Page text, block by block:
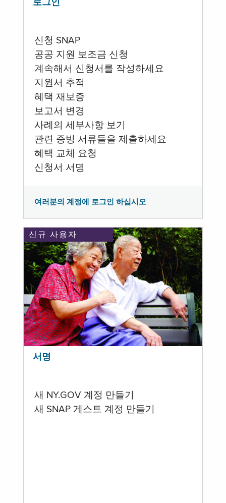
로그인
신청 SNAP
공공 지원 보조금 신청
계속해서 신청서를 작성하세요
지원서 추적
혜택 재보증
보고서 변경
사례의 세부사항 보기
관련 증빙 서류들을 제출하세요
혜택 교체 요청
신청서 서명
여러분의 계정에 로그인 하십시오
신규 사용자
서명
새 NY.GOV 계정 만들기
새 SNAP 게스트 계정 만들기